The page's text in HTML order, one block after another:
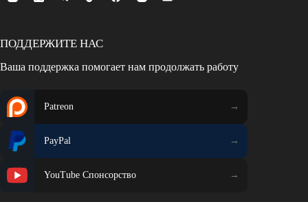
ПОДДЕРЖИТЕ НАС
Ваша поддержка помогает нам продолжать работу
Patreon
PayPal
YouTube Спонсорство